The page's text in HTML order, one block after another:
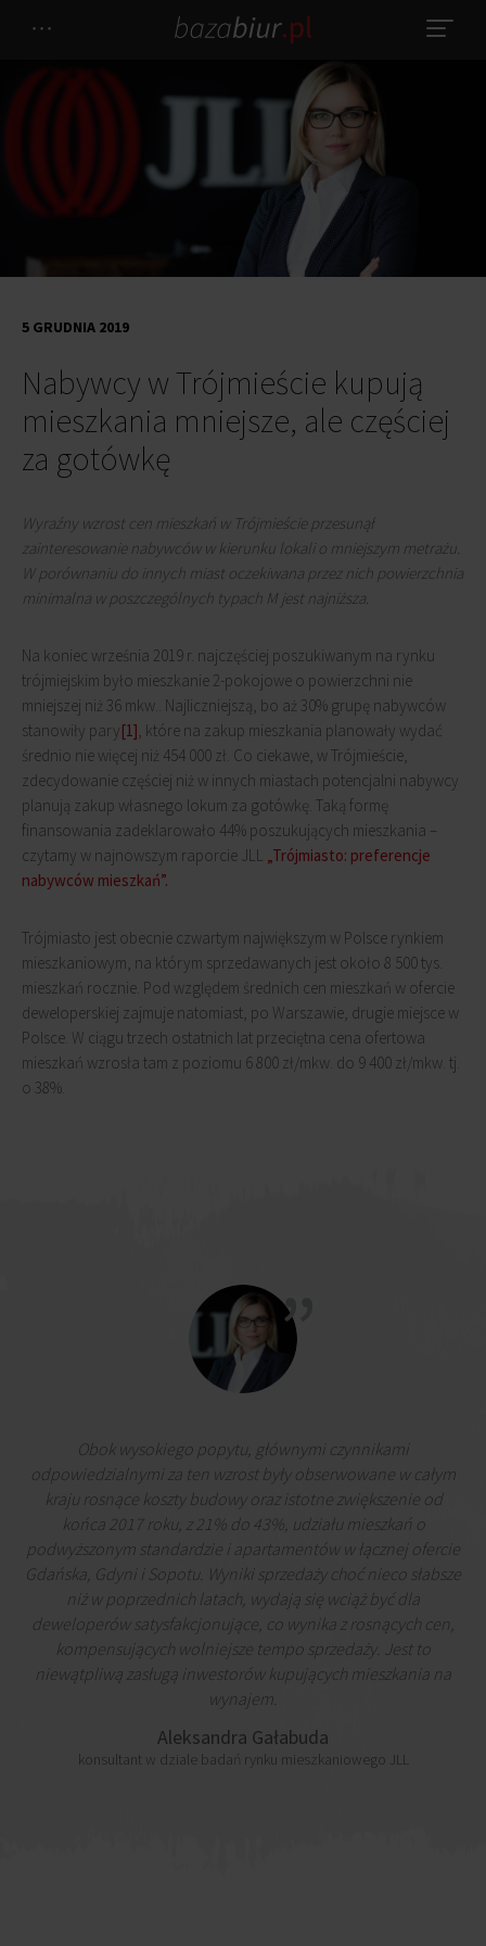
Nabywcy w Trójmieście kupują
mieszkania mniejsze, ale częściej
za gotówkę
5 GRUDNIA 2019
Wyraźny wzrost cen mieszkań w Trójmieście przesunął
zainteresowanie nabywców w kierunku lokali o mniejszym metrażu.
W porównaniu do innych miast oczekiwana przez nich powierzchnia
minimalna w poszczególnych typach M jest najniższa.
Na koniec września 2019 r. najczęściej poszukiwanym na rynku
trójmiejskim było mieszkanie 2-pokojowe o powierzchni nie
mniejszej niż 36 mkw.. Najliczniejszą, bo aż 30% grupę nabywców
stanowiły pary[1], które na zakup mieszkania planowały wydać
średnio nie więcej niż 454 000 zł. Co ciekawe, w Trójmieście,
zdecydowanie częściej niż w innych miastach potencjalni nabywcy
planują zakup własnego lokum za gotówkę. Taką formę
finansowania zadeklarowało 44% poszukujących mieszkania –
czytamy w najnowszym raporcie JLL „Trójmiasto: preferencje
nabywców mieszkań”.
Trójmiasto jest obecnie czwartym największym w Polsce rynkiem
mieszkaniowym, na którym sprzedawanych jest około 8 500 tys.
mieszkań rocznie. Pod względem średnich cen mieszkań w ofercie
deweloperskiej zajmuje natomiast, po Warszawie, drugie miejsce w
Polsce. W ciągu trzech ostatnich lat przeciętna cena ofertowa
mieszkań wzrosła tam z poziomu 6 800 zł/mkw. do 9 400 zł/mkw. tj.
o 38%.
Obok wysokiego popytu, głównymi czynnikami
odpowiedzialnymi za ten wzrost były obserwowane w całym
kraju rosnące koszty budowy oraz istotne zwiększenie od
końca 2017 roku, z 21% do 43%, udziału mieszkań o
podwyższonym standardzie i apartamentów w łącznej ofercie
Gdańska, Gdyni i Sopotu. Wyniki sprzedaży choć nieco słabsze
niż w poprzednich latach, wydają się wciąż być dla
deweloperów satysfakcjonujące, co wynika z rosnących cen,
kompensujących wolniejsze tempo sprzedaży. Jest to
niewątpliwą zasługą inwestorów kupujących mieszkania na
wynajem.
Aleksandra Gałabuda
konsultant w dziale badań rynku mieszkaniowego JLL